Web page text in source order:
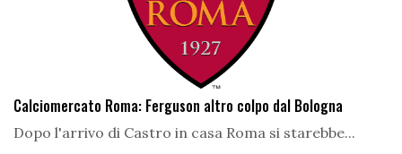
Calciomercato Roma: Ferguson altro colpo dal Bologna
Dopo l'arrivo di Castro in casa Roma si starebbe...